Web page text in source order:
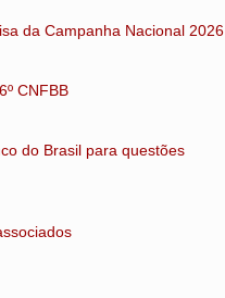
da Campanha Nacional 2026
CNFBB
do Brasil para questões